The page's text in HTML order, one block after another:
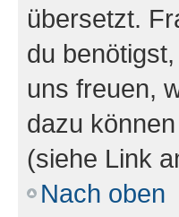
übersetzt.
du
uns freuen,
dazu
(siehe Link
Nach oben